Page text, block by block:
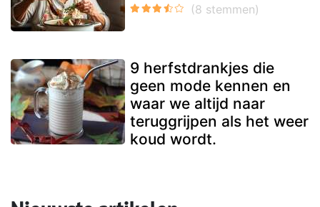
9 herfstdrankjes die
geen mode kennen en
waar we altijd naar
teruggrijpen als het weer
koud wordt.